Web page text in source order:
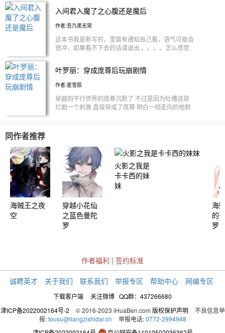
入间君入魔了之心腹还是魔后
作者:吾乃黑无常
这本书我是新写的，里面有通知自己看，语气可能会
很冲，如果看不下去的话请退出 。。。。怎么感觉
叶罗丽：穿成庞尊后玩崩剧情
作者:星雪辰
穿越到平行世界的庞尊沉默了 不过是因为吐槽这部
烂剧一个刺激 直接穿成了庞尊 明白一彻走向的他默
绝对不吐槽这剧...）
同作者推荐
海贼王之夜
空
穿越小花仙
之蓝色曼陀
罗
火影之我是
卡卡西的妹
妹
海
的
罗
作者福利 | 签约标准
诚聘英才 关于我们 联系我们 举报专区 帮助中心 网编专区
下载客户端 关注微博 QQ群：437266680
津ICP备2022002164号-2
© 2016-2023 iHuaBen.com 版权保护声明
不良信息举
报: tousu@liangzishidai.cn 举报电话: 0772-2994948